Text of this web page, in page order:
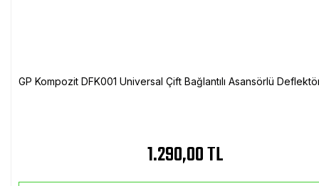
GP Kompozit DFK001 Universal Çift Bağlantılı Asansörlü
1.290,00 TL